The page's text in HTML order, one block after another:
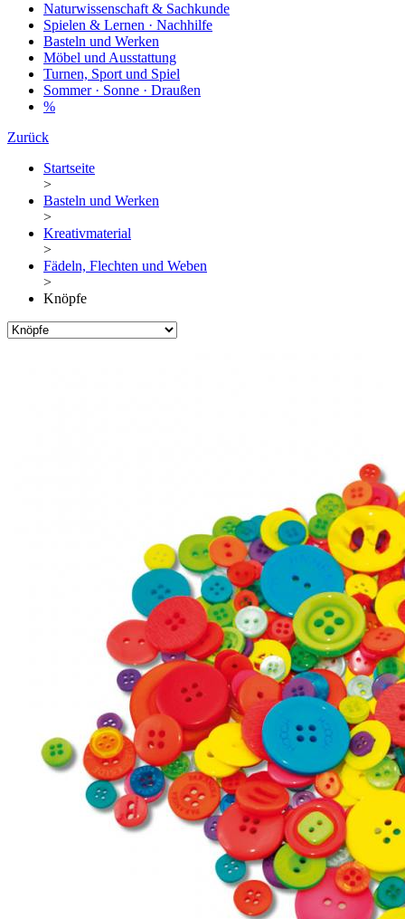
Naturwissenschaft & Sachkunde
Spielen & Lernen · Nachhilfe
Basteln und Werken
Möbel und Ausstattung
Turnen, Sport und Spiel
Sommer · Sonne · Draußen
%
Zurück
Startseite
>
Basteln und Werken
>
Kreativmaterial
>
Fädeln, Flechten und Weben
>
Knöpfe